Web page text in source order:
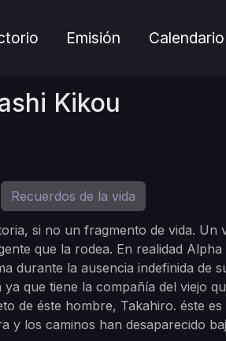
Emisión Calendario
Kikou
Recuerdos de la vida
si no un fragmento de vida. Un
que la rodea. En realidad
durante la ausencia indefinida de
que tiene la compañía del viejo
de éste hombre, Takahiro. éste
y los caminos han desaparecido